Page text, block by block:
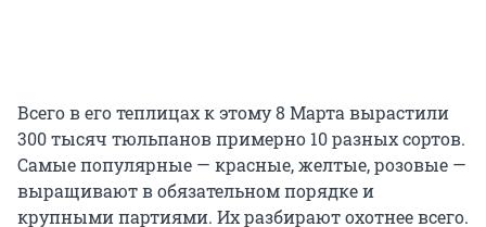
Всего в его теплицах к этому 8 Марта вырастили
300 тысяч тюльпанов примерно 10 разных сортов.
Самые популярные — красные, желтые, розовые —
выращивают в обязательном порядке и
крупными партиями. Их разбирают охотнее всего.